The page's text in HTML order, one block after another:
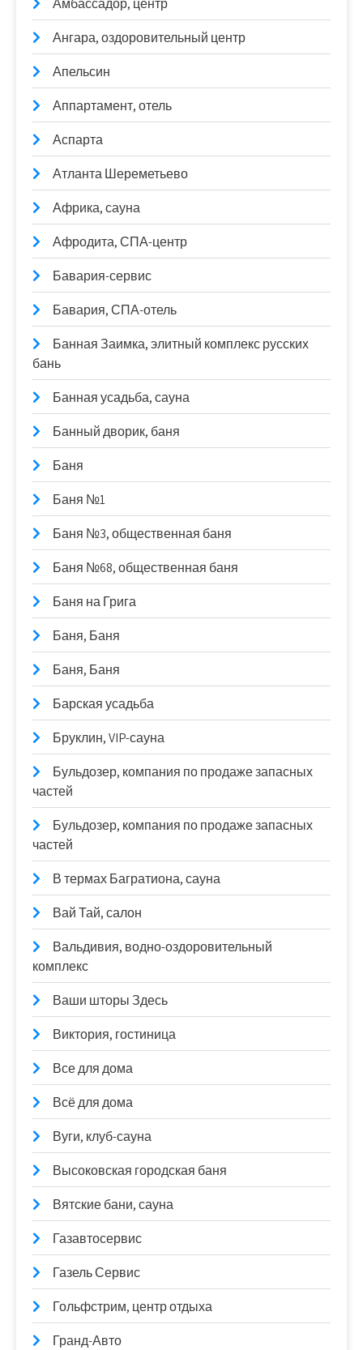
Ангара, оздоровительный центр
Апельсин
Аппартамент, отель
Аспарта
Атланта Шереметьево
Африка, сауна
Афродита, СПА-центр
Бавария-сервис
Бавария, СПА-отель
Банная Заимка, элитный комплекс русских
бань
Банная усадьба, сауна
Банный дворик, баня
Баня
Баня №1
Баня №3, общественная баня
Баня №68, общественная баня
Баня на Грига
Баня, Баня
Баня, Баня
Барская усадьба
Бруклин, VIP-сауна
Бульдозер, компания по продаже запасных
частей
Бульдозер, компания по продаже запасных
частей
В термах Багратиона, сауна
Вай Тай, салон
Вальдивия, водно-оздоровительный
комплекс
Ваши шторы Здесь
Виктория, гостиница
Все для дома
Всё для дома
Вуги, клуб-сауна
Высоковская городская баня
Вятские бани, сауна
Газавтосервис
Газель Сервис
Гольфстрим, центр отдыха
Гранд-Авто